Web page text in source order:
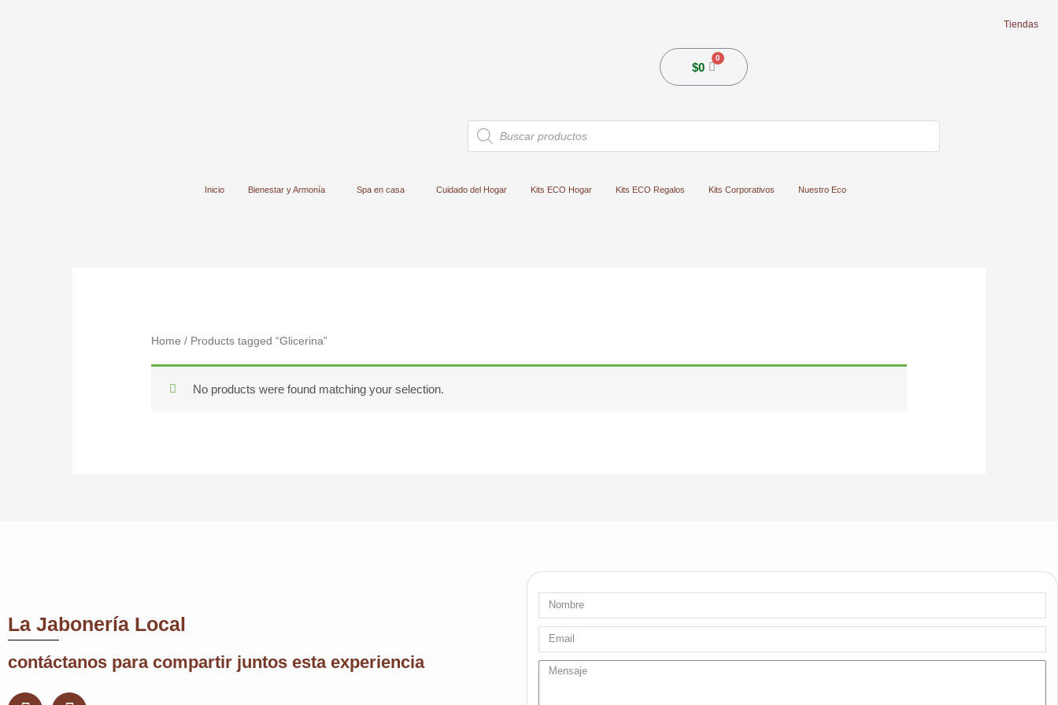
Tiendas
$0 Cart
Búsqueda
de
productos
Inicio Bienestar y Armonía Spa en casa Cuidado del Hogar Kits ECO Hogar Kits ECO Regalos Kits Corporativos Nuestro Eco
Home / Products tagged “Glicerina”
No products were found matching your selection.
La Jabonería Local
contáctanos para compartir juntos esta experiencia
F
I
Nombre
Email
message